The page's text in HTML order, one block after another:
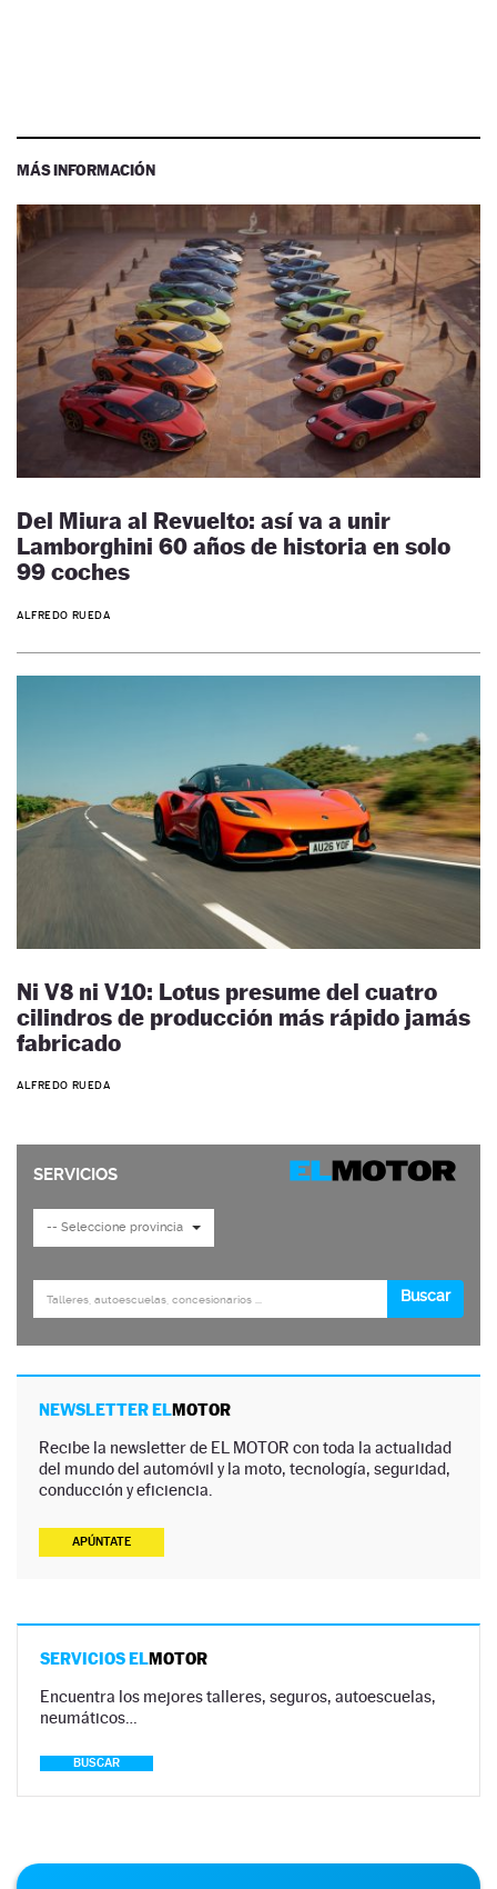
MÁS INFORMACIÓN
Del Miura al Revuelto: así va a unir
Lamborghini 60 años de historia en solo
99 coches
ALFREDO RUEDA
Ni V8 ni V10: Lotus presume del cuatro
cilindros de producción más rápido jamás
fabricado
ALFREDO RUEDA
NEWSLETTER ELMOTOR
Recibe la newsletter de EL MOTOR con toda la actualidad
del mundo del automóvil y la moto, tecnología, seguridad,
conducción y eficiencia.
APÚNTATE
SERVICIOS ELMOTOR
Encuentra los mejores talleres, seguros, autoescuelas,
neumáticos…
BUSCAR